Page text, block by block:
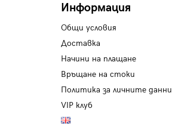
Информация
Общи условия
Доставка
Начини на плащане
Връщане на стоки
Политика за личните данни
VIP клуб